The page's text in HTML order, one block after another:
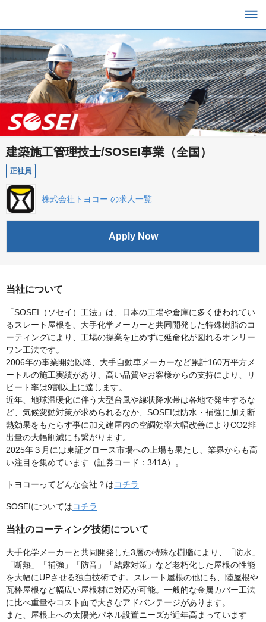
建築施工管理技士/SOSEI事業（全国）
正社員
株式会社トヨコー の求人一覧
Apply Now
当社について
「SOSEI（ソセイ）工法」は、日本の工場や倉庫に多く使われてい
るスレート屋根を、大手化学メーカーと共同開発した特殊樹脂のコ
ーティングにより、工場の操業を止めずに延命化が図れるオンリー
ワン工法です。
2006年の事業開始以降、大手自動車メーカーなど累計160万平方メ
ートルの施工実績があり、高い品質やお客様からの支持により、リ
ピート率は9割以上に達します。
近年、地球温暖化に伴う大型台風や線状降水帯は各地で発生するな
ど、気候変動対策が求められるなか、SOSEIは防水・補強に加え断
熱効果をもたらす事に加え建屋内の空調効率大幅改善によりCO2排
出量の大幅削減にも繋がります。
2025年３月には東証グロース市場への上場も果たし、業界からも高
い注目を集めています（証券コード：341A）。
トヨコーってどんな会社？はコチラ
SOSEIについてはコチラ
当社のコーティング技術について
大手化学メーカーと共同開発した3層の特殊な樹脂により、「防水」
「断熱」「補強」「防音」「結露対策」など老朽化した屋根の性能
を大幅にUPさせる独自技術です。スレート屋根の他にも、陸屋根や
瓦棒屋根など幅広い屋根材に対応が可能。一般的な金属カバー工法
に比べ重量やコスト面で大きなアドバンテージがあります。
また、屋根上への太陽光パネル設置ニーズが近年高まっています